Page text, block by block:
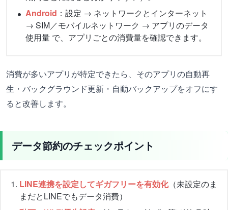
Android ：設定 → ネットワークとインターネット
→ SIM／モバイルネットワーク → アプリのデータ
使用量 で、アプリごとの消費量を確認できます。
消費が多いアプリが特定できたら、そのアプリの自動再
生・バックグラウンド更新・自動バックアップをオフにす
ると改善します。
データ節約のチェックポイント
LINE連携を設定してギガフリーを有効化（未設定のま
まだとLINEでもデータ消費）